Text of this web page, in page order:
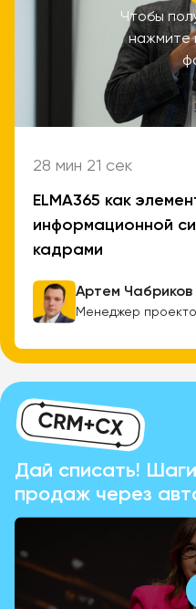
Чтобы
нажмите
28 мин 21 сек
ELMA365 как
информационной
кадрами
Артем Чабриков
Менеджер
Дай списать!
продаж через